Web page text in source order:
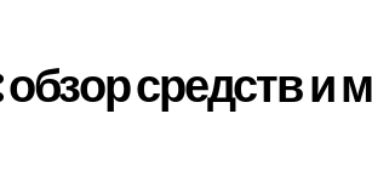
средств и